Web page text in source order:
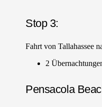
Stop 3:
Fahrt von Tallahassee
2
Pensacola